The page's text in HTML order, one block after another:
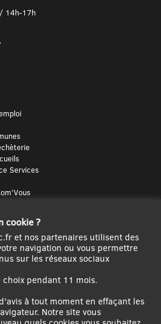
14h-17h
Services
cookie ?
et nos partenaires utilisent des
navigation ou vous permettre
sur les réseaux sociaux
choix pendant 11 mois.
à tout moment en effaçant les
Notre site vous